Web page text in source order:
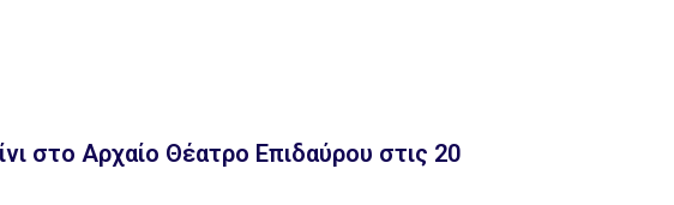
στο Αρχαίο Θέατρο Επιδαύρου στις 20